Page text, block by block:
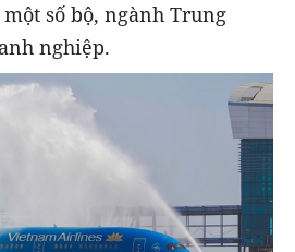
số bộ, ngành Trung
nghiệp.